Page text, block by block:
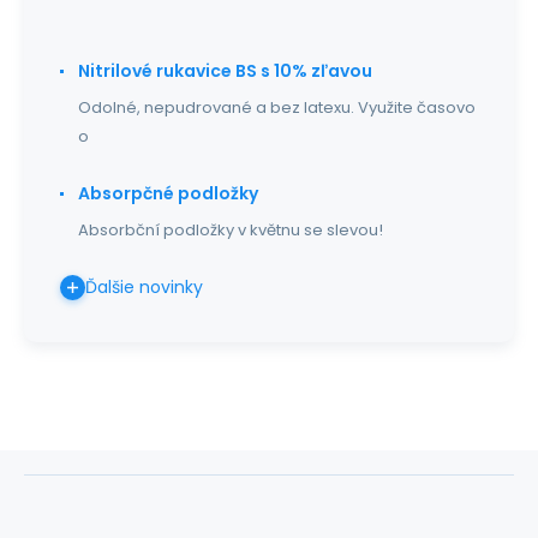
Nitrilové rukavice BS s 10% zľavou
Odolné, nepudrované a bez latexu. Využite časovo
o
Absorpčné podložky
Absorbční podložky v květnu se slevou!
Ďalšie novinky